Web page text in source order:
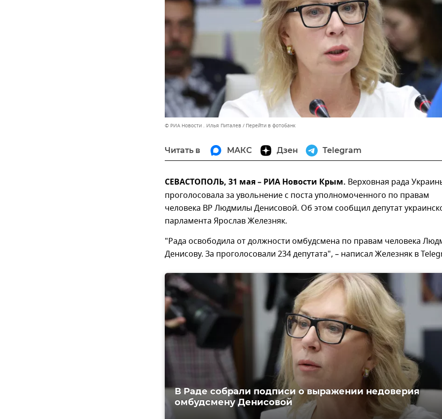
© РИА Новости . Илья Питалев Перейти в фотобанк
Читать в МАКС Дзен Telegram
СЕВАСТОПОЛЬ, 31 мая – РИА Новости Крым. Верховная рада
проголосовала за увольнение с поста уполномоченного по правам
человека ВР Людмилы Денисовой. Об этом сообщил депутат
парламента Ярослав Железняк.
"Рада освободила от должности омбудсмена по правам человека
Денисову. За проголосовали 234 депутата", – написал Железняк в
В Раде собрали подписи о выражении недоверия
омбудсмену Денисовой